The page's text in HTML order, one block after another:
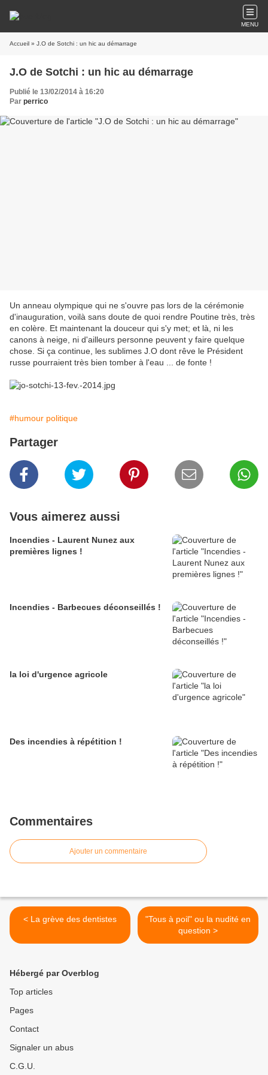
MENU
Accueil » J.O de Sotchi : un hic au démarrage
J.O de Sotchi : un hic au démarrage
Publié le 13/02/2014 à 16:20
Par perrico
Un anneau olympique qui ne s'ouvre pas lors de la cérémonie
d'inauguration, voilà sans doute de quoi rendre Poutine très, très
en colère. Et maintenant la douceur qui s'y met; et là, ni les
canons à neige, ni d'ailleurs personne peuvent y faire quelque
chose. Si ça continue, les sublimes J.O dont rêve le Président
russe pourraient très bien tomber à l'eau ... de fonte !
#humour politique
Partager
Vous aimerez aussi
Incendies - Laurent Nunez aux
premières lignes !
Incendies - Barbecues déconseillés !
la loi d'urgence agricole
Des incendies à répétition !
Commentaires
Ajouter un commentaire
< La grève des dentistes
"Tous à poil" ou la nudité en
question >
Hébergé par Overblog
Top articles
Pages
Contact
Signaler un abus
C.G.U.